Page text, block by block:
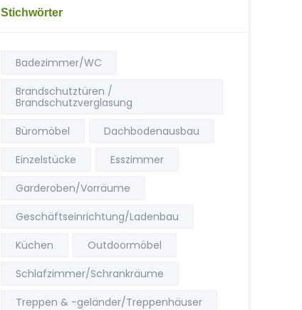
Stichwörter
Badezimmer/WC
Brandschutztüren /
Brandschutzverglasung
Büromöbel
Dachbodenausbau
Einzelstücke
Esszimmer
Garderoben/Vorräume
Geschäftseinrichtung/Ladenbau
Küchen
Outdoormöbel
Schlafzimmer/Schrankräume
Treppen & -geländer/Treppenhäuser